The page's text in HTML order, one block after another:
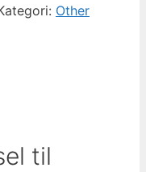
Other
til